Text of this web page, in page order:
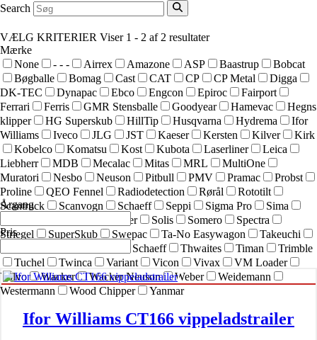
Search
VÆLG KRITERIER Viser 1 - 2 af 2 resultater
Mærke
None
- - - Airrex Amazone ASP Baastrup
Bobcat
Bøgballe
Bomag Cast CAT CP CP Metal
Digga
DK-TEC
Dynapac Ebco Engcon Epiroc
Fairport
Ferrari
Ferris GMR Stensballe Goodyear Hamevac
Hegns
klipper
HG Superskub HillTip Husqvarna Hydrema
Ifor
Williams
Iveco JLG JST Kaeser Kersten Kilver
Kirk
Kobelco
Komatsu Kost Kubota Laserliner
Leica
Liebherr
MDB Mecalac Mitas MRL
MultiOne
Muratori
Nesbo Neuson Pitbull PMV Pramac
Probst
Proline
QEO Fennel Radiodetection Rørål
Rototilt
Scantruck
Scanvogn Schaeff Seppi Sigma Pro
Sima
sneskraber Solis Somero
Spectra
Striegel
SuperSkub Swepac Ta-No Easywagon
Takeuchi
Terex Schaeff Thwaites Timan
Trimble
Tuchel
Twinca Variant Vicon Vivax
VM Loader
Volvo
Wacker Wacker Neuson Weber
Weidemann
Westermann
Wood Chipper Yanmar
Årgang
Pris
Ifor Williams CT166 vippeladstrailer